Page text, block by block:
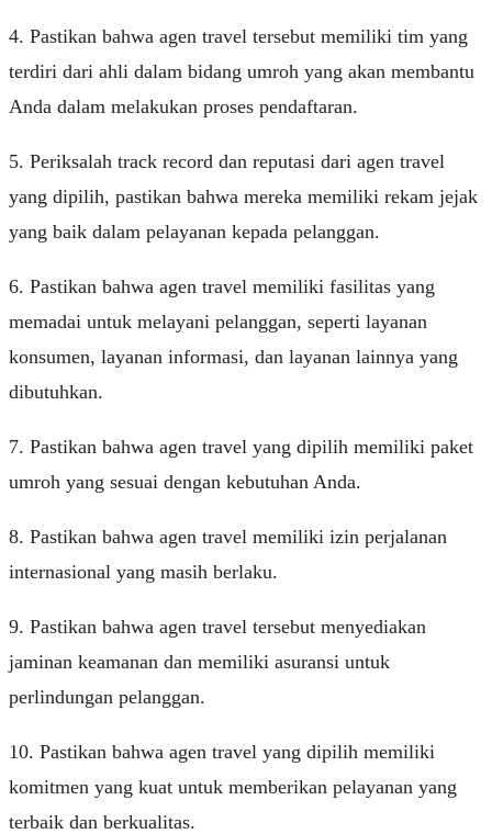
4. Pastikan bahwa agen travel tersebut memiliki tim yang
terdiri dari ahli dalam bidang umroh yang akan membantu
Anda dalam melakukan proses pendaftaran.
5. Periksalah track record dan reputasi dari agen travel
yang dipilih, pastikan bahwa mereka memiliki rekam jejak
yang baik dalam pelayanan kepada pelanggan.
6. Pastikan bahwa agen travel memiliki fasilitas yang
memadai untuk melayani pelanggan, seperti layanan
konsumen, layanan informasi, dan layanan lainnya yang
dibutuhkan.
7. Pastikan bahwa agen travel yang dipilih memiliki paket
umroh yang sesuai dengan kebutuhan Anda.
8. Pastikan bahwa agen travel memiliki izin perjalanan
internasional yang masih berlaku.
9. Pastikan bahwa agen travel tersebut menyediakan
jaminan keamanan dan memiliki asuransi untuk
perlindungan pelanggan.
10. Pastikan bahwa agen travel yang dipilih memiliki
komitmen yang kuat untuk memberikan pelayanan yang
terbaik dan berkualitas.